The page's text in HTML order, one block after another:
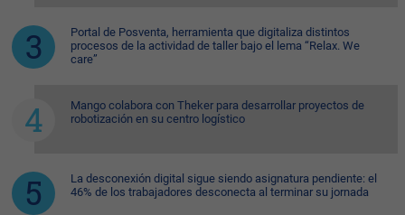
Portal de Posventa, herramienta que digitaliza distintos
procesos de la actividad de taller bajo el lema “Relax. We
care”
Mango colabora con Theker para desarrollar proyectos de
robotización en su centro logístico
La desconexión digital sigue siendo asignatura pendiente: el
46% de los trabajadores desconecta al terminar su jornada